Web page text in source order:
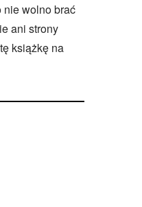
nie wolno brać
ani strony
książkę na